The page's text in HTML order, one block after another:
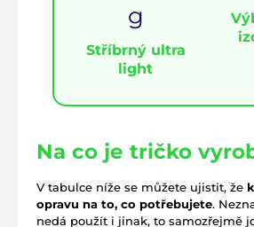
g
Stříbrný ultra
light
Na co je tričko
V tabulce níže se můžete ujistit, že
opravu na to, co potřebujete.
nedá použít i jinak, to samozřejmě